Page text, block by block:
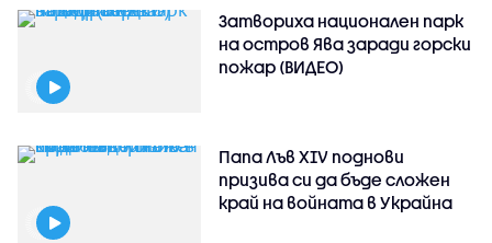
Затвориха национален парк
на остров Ява заради горски
пожар (ВИДЕО)
Папа Лъв XIV поднови
призива си да бъде сложен
край на войната в Украйна